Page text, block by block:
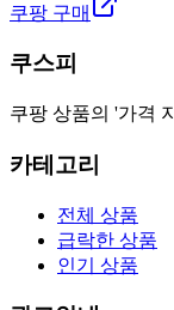
쿠팡 구매
쿠스피
쿠팡 상품의 '가격
카테고리
전체 상품
급락한 상품
인기 상품